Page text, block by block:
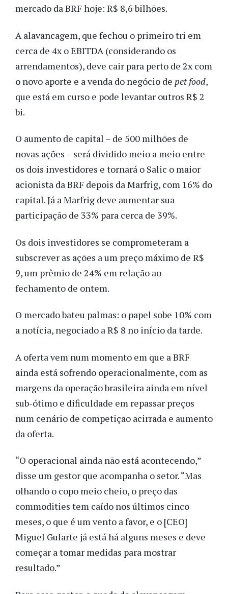
mercado da BRF hoje: R$ 8,6 bilhões.
A alavancagem, que fechou o primeiro tri em
cerca de 4x o EBITDA (considerando os
arrendamentos), deve cair para perto de 2x com
o novo aporte e a venda do negócio de pet food,
que está em curso e pode levantar outros R$ 2
bi.
O aumento de capital – de 500 milhões de
novas ações – será dividido meio a meio entre
os dois investidores e tornará o Salic o maior
acionista da BRF depois da Marfrig, com 16% do
capital. Já a Marfrig deve aumentar sua
participação de 33% para cerca de 39%.
Os dois investidores se comprometeram a
subscrever as ações a um preço máximo de R$
9, um prêmio de 24% em relação ao
fechamento de ontem.
O mercado bateu palmas: o papel sobe 10% com
a notícia, negociado a R$ 8 no início da tarde.
A oferta vem num momento em que a BRF
ainda está sofrendo operacionalmente, com as
margens da operação brasileira ainda em nível
sub-ótimo e dificuldade em repassar preços
num cenário de competição acirrada e aumento
da oferta.
“O operacional ainda não está acontecendo,”
disse um gestor que acompanha o setor. “Mas
olhando o copo meio cheio, o preço das
commodities tem caído nos últimos cinco
meses, o que é um vento a favor, e o [CEO]
Miguel Gularte já está há alguns meses e deve
começar a tomar medidas para mostrar
resultado.”